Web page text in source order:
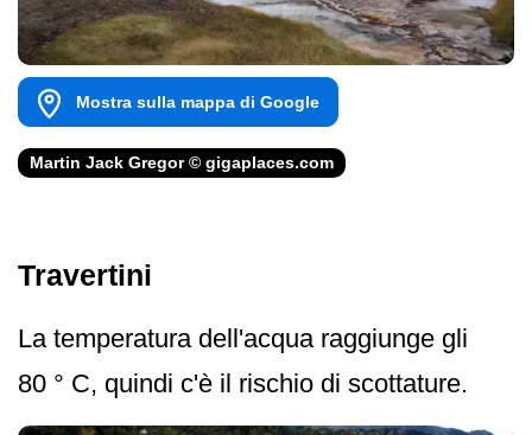
Mostra sulla mappa di Google
Martin Jack Gregor © gigaplaces.com
Travertini
La temperatura dell'acqua raggiunge gli
80 ° C, quindi c'è il rischio di scottature.